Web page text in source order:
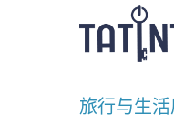
旅行与生